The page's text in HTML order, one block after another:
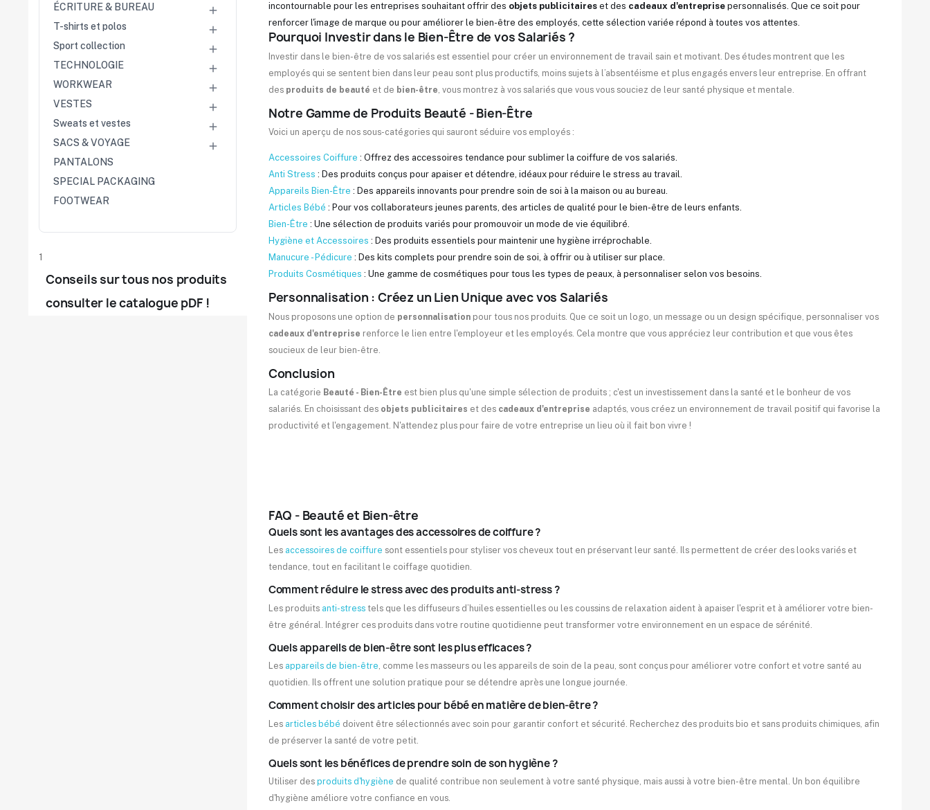
ÉCRITURE & BUREAU

T-shirts et polos 
Sport collection 
TECHNOLOGIE 
WORKWEAR 
VESTES 
Sweats et vestes 
SACS & VOYAGE 
PANTALONS
SPECIAL PACKAGING
FOOTWEAR
1
Conseils sur tous nos produits
consulter le catalogue pDF !
incontournable pour les entreprises souhaitant offrir des objets publicitaireset des cadeaux d'entreprisepersonnalisés. Que ce soit pour
renforcer l'image de marque ou pour améliorer le bien-être des employés, cette sélection variée répond à toutes vos attentes.
Pourquoi Investir dans le Bien-Être de vos Salariés ?
Investir dans le bien-être de vos salariés est essentiel pour créer un environnement de travail sain et motivant. Des études montrent que les
employés qui se sentent bien dans leur peau sont plus productifs, moins sujets à l’absentéisme et plus engagés envers leur entreprise. En offrant
des produits de beauté et de bien-être , vous montrez à vos salariés que vous vous souciez de leur santé physique et mentale.
Notre Gamme de Produits Beauté - Bien-Être
Voici un aperçu de nos sous-catégories qui sauront séduire vos employés :
Accessoires Coiffure : Offrez des accessoires tendance pour sublimer la coiffure de vos salariés.
Anti Stress : Des produits conçus pour apaiser et détendre, idéaux pour réduire le stress au travail.
Appareils Bien-Être : Des appareils innovants pour prendre soin de soi à la maison ou au bureau.
Articles Bébé : Pour vos collaborateurs jeunes parents, des articles de qualité pour le bien-être de leurs enfants.
Bien-Être : Une sélection de produits variés pour promouvoir un mode de vie équilibré.
Hygiène et Accessoires : Des produits essentiels pour maintenir une hygiène irréprochable.
Manucure - Pédicure : Des kits complets pour prendre soin de soi, à offrir ou à utiliser sur place.
Produits Cosmétiques : Une gamme de cosmétiques pour tous les types de peaux, à personnaliser selon vos besoins.
Personnalisation : Créez un Lien Unique avec vos Salariés
Nous proposons une option de personnalisationpour tous nos produits. Que ce soit un logo, un message ou un design spécifique, personnaliser vos
cadeaux d'entreprise renforce le lien entre l'employeur et les employés. Cela montre que vous appréciez leur contribution et que vous êtes
soucieux de leur bien-être.
Conclusion
La catégorie Beauté - Bien-Être est bien plus qu'une simple sélection de produits ; c'est un investissement dans la santé et le bonheur de vos
salariés. En choisissant des objets publicitaires et des cadeaux d'entreprise adaptés, vous créez un environnement de travail positif qui favorise la
productivité et l'engagement. N'attendez plus pour faire de votre entreprise un lieu où il fait bon vivre !
FAQ - Beauté et Bien-être
Quels sont les avantages des accessoires de coiffure ?
Les accessoires de coiffure sont essentiels pour styliser vos cheveux tout en préservant leur santé. Ils permettent de créer des looks variés et
tendance, tout en facilitant le coiffage quotidien.
Comment réduire le stress avec des produits anti-stress ?
Les produits anti-stresstels que les diffuseurs d’huiles essentielles ou les coussins de relaxation aident à apaiser l'esprit et à améliorer votre bien-
être général. Intégrer ces produits dans votre routine quotidienne peut transformer votre environnement en un espace de sérénité.
Quels appareils de bien-être sont les plus efficaces ?
Les appareils de bien-être, comme les masseurs ou les appareils de soin de la peau, sont conçus pour améliorer votre confort et votre santé au
quotidien. Ils offrent une solution pratique pour se détendre après une longue journée.
Comment choisir des articles pour bébé en matière de bien-être ?
Les articles bébé doivent être sélectionnés avec soin pour garantir confort et sécurité. Recherchez des produits bio et sans produits chimiques, afin
de préserver la santé de votre petit.
Quels sont les bénéfices de prendre soin de son hygiène ?
Utiliser des produits d'hygiène de qualité contribue non seulement à votre santé physique, mais aussi à votre bien-être mental. Un bon équilibre
d'hygiène améliore votre confiance en vous.